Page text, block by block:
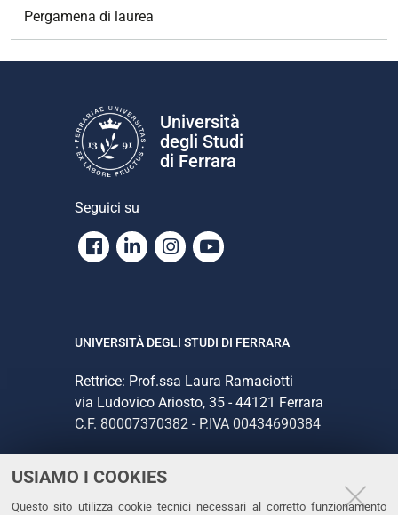
USIAMO I COOKIES
Questo sito utilizza cookie tecnici necessari al corretto funzionamento
Pergamena di laurea
Università
degli Studi
di Ferrara
Seguici su
Facebook
LinkedinInstagram
Youtube
UNIVERSITÀ DEGLI STUDI DI FERRARA
Rettrice: Prof.ssa Laura Ramaciotti
via Ludovico Ariosto, 35 - 44121 Ferrara
C.F. 80007370382 - P.IVA 00434690384
CONTATTI